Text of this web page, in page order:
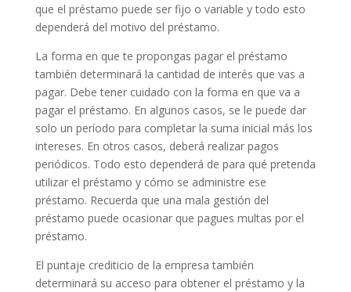
que el préstamo puede ser fijo o variable y todo esto
dependerá del motivo del préstamo.
La forma en que te propongas pagar el préstamo
también determinará la cantidad de interés que vas a
pagar. Debe tener cuidado con la forma en que va a
pagar el préstamo. En algunos casos, se le puede dar
solo un período para completar la suma inicial más los
intereses. En otros casos, deberá realizar pagos
periódicos. Todo esto dependerá de para qué pretenda
utilizar el préstamo y cómo se administre ese
préstamo. Recuerda que una mala gestión del
préstamo puede ocasionar que pagues multas por el
préstamo.
El puntaje crediticio de la empresa también
determinará su acceso para obtener el préstamo y la